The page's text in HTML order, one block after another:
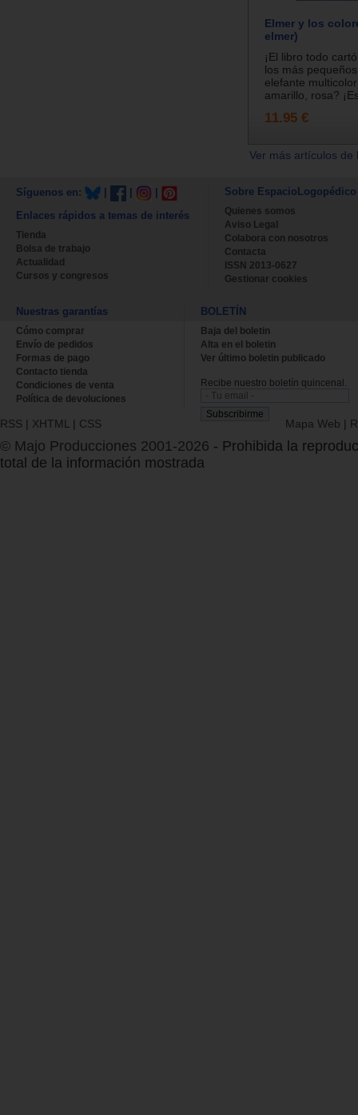
Elmer y los
elmer)
¡El libro todo
los más
elefante
amarillo, rosa?
11.95 €
Ver más artículos
Síguenos en:
Enlaces rápidos a temas de interés
Tienda
Bolsa de trabajo
Actualidad
Cursos y congresos
Sobre EspacioLogopédico
Quienes somos
Aviso Legal
Colabora con nosotros
Contacta
ISSN 2013-0627
Gestionar cookies
Nuestras garantías
Cómo comprar
Envío de pedidos
Formas de pago
Contacto tienda
Condiciones de venta
Política de devoluciones
BOLETÍN
Baja del boletin
Alta en el boletin
Ver último boletin publicado
Recibe nuestro boletín quincenal.
RSS | XHTML | CSS Mapa Web |
© Majo Producciones 2001-2026 - Prohibida la
total de la información mostrada